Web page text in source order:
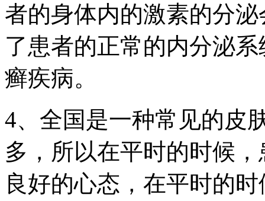
者的身体内的激素的分
了患者的正常的内分泌
癣疾病。
4、全国是一种常见的皮
多，所以在平时的时候
良好的心态，在平时的